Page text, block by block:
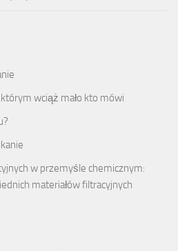
wciąż mało kto mówi
w przemyśle chemicznym:
materiałów filtracyjnych